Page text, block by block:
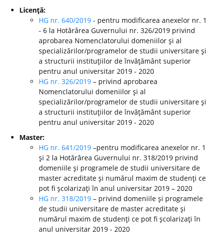
Licenţă:
HG nr. 640/2019 - pentru modificarea anexelor nr. 1
- 6 la Hotărârea Guvernului nr. 326/2019 privind
aprobarea Nomenclatorului domeniilor şi al
specializărilor/programelor de studii universitare şi
a structurii instituţiilor de învăţământ superior
pentru anul universitar 2019 - 2020
HG nr. 326/2019 – privind aprobarea
Nomenclatorului domeniilor şi al
specializărilor/programelor de studii universitare şi
a structurii instituţiilor de învăţământ superior
pentru anul universitar 2019 - 2020
Master:
HG nr. 641/2019 –pentru modificarea anexelor nr. 1
şi 2 la Hotărârea Guvernului nr. 318/2019 privind
domeniile şi programele de studii universitare de
master acreditate şi numărul maxim de studenţi ce
pot fi şcolarizaţi în anul universitar 2019 – 2020
HG nr. 318/2019 – privind domeniile şi programele
de studii universitare de master acreditate şi
numărul maxim de studenţi ce pot fi şcolarizaţi în
anul universitar 2019 - 2020